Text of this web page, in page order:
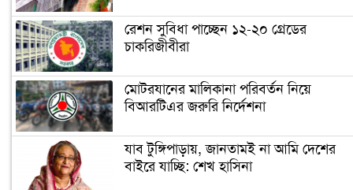
সঙ্গে চুক্তি স্বাক্ষর
মার্কেট এখন ৪০০ কোটি টাকা: সিইও
(ভিডিও)
রেশন সুবিধা পাচ্ছেন ১২-২০ গ্রেডের
চাকরিজীবীরা
মোটরযানের মালিকানা পরিবর্তন নিয়ে
বিআরটিএর জরুরি নির্দেশনা
যাব টুঙ্গিপাড়ায়, জানতামই না আমি দেশের
বাইরে যাচ্ছি: শেখ হাসিনা